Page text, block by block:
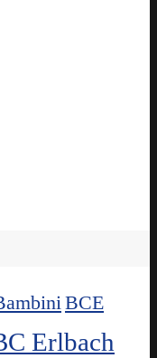
BCE
Erlbach